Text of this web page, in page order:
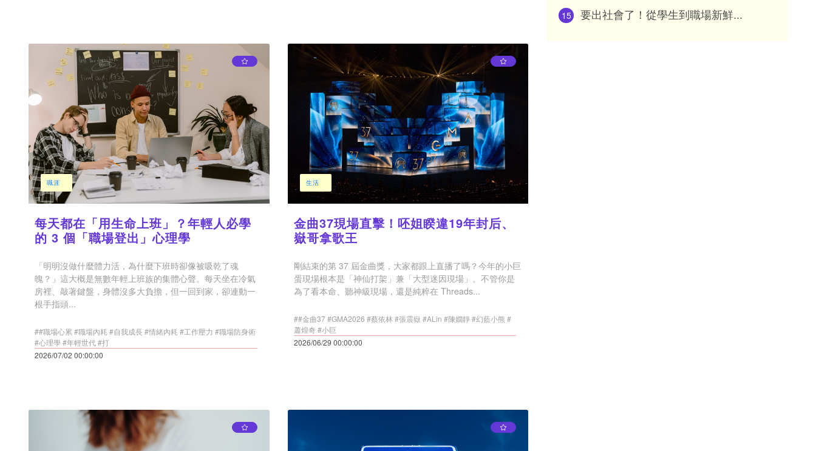
職涯
每天都在「用生命上班」？年輕人必學
的 3 個「職場登出」心理學
「明明沒做什麼體力活，為什麼下班時卻像被吸乾了魂
魄？」這大概是無數年輕上班族的集體心聲。每天坐在冷氣
房裡、敲著鍵盤，身體沒多大負擔，但一回到家，卻連動一
根手指頭...
##職場心累 #職場內耗 #自我成長 #情緒內耗 #工作壓力 #職場防身術
#心理學 #年輕世代 #打
2026/07/02 00:00:00
生活
金曲37現場直擊！呸姐睽違19年封后、
嶽哥拿歌王
剛結束的第 37 屆金曲獎，大家都跟上直播了嗎？今年的小巨
蛋現場根本是「神仙打架」兼「大型迷因現場」。不管你是
為了看本命、聽神級現場，還是純粹在 Threads...
##金曲37 #GMA2026 #蔡依林 #張震嶽 #ALin #陳嫺靜 #幻藍小熊 #
蕭煌奇 #小巨
2026/06/29 00:00:00
15 要出社會了！從學生到職場新鮮...